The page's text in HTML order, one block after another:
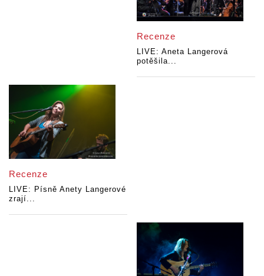
Recenze
LIVE: Aneta Langerová
potěšila...
Recenze
LIVE: Písně Anety Langerové
zrají...